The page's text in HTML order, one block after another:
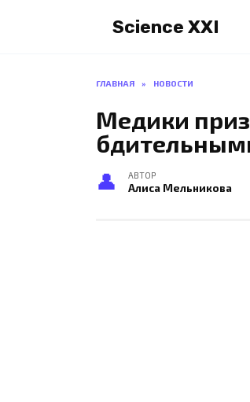
Science XXI
ГЛАВНАЯ » НОВОСТИ
Медики
АВТОР
Алиса Мельникова